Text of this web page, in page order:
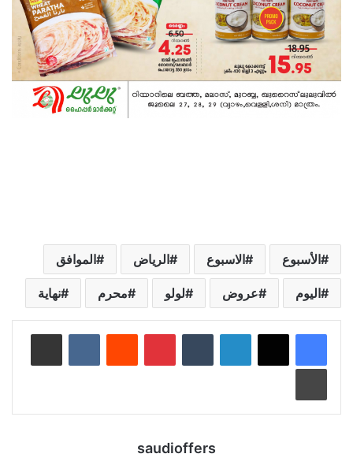
الأسبوع الاسبوع الرياض الموافق
اليوم عروض لولو محرم نهاية
لينكدإن بينتيريست
saudioffers